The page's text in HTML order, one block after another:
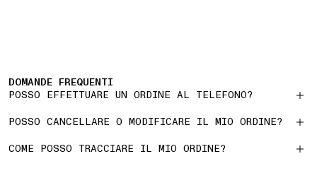
DOMANDE FREQUENTI
POSSO EFFETTUARE UN ORDINE AL TELEFONO?
POSSO CANCELLARE O MODIFICARE IL MIO ORDINE?
COME POSSO TRACCIARE IL MIO ORDINE?